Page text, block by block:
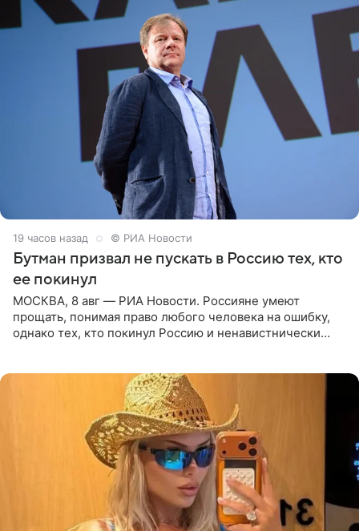
19 часов назад © РИА Новости
Бутман призвал не пускать в Россию тех, кто
ее покинул
МОСКВА, 8 авг — РИА Новости. Россияне умеют
прощать, понимая право любого человека на ошибку,
однако тех, кто покинул Россию и ненавистнически